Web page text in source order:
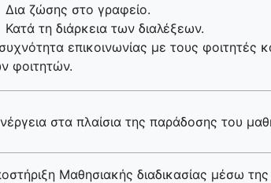
Δια ζώσης στο γραφείο.
Κατά τη διάρκεια των διαλέξεων.
επικοινωνίας με τους φοιτητές
φοιτητών.
στα πλαίσια της παράδοσης του
Μαθησιακής διαδικασίας μέσω